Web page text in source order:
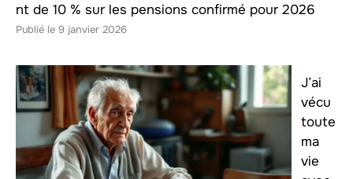
nt de 10 % sur les pensions confirmé pour 2026
9 janvier 2026
J’ai
vécu
toute
ma
vie